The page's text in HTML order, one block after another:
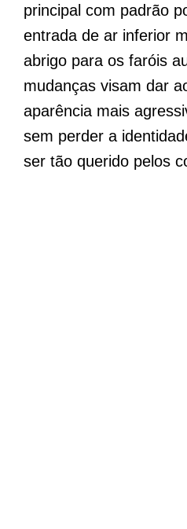
principal com padrão
entrada de ar inferior
abrigo para os faróis
mudanças visam dar
aparência mais
sem perder a
ser tão querido pelos